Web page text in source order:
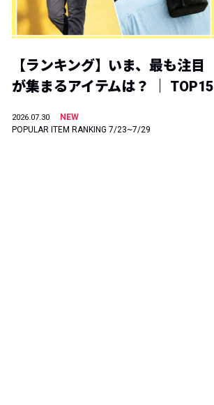
【ランキング】いま、最も注目
が集まるアイテムは？ ｜ TOP15
2026.07.30
NEW
POPULAR ITEM RANKING 7/23~7/29